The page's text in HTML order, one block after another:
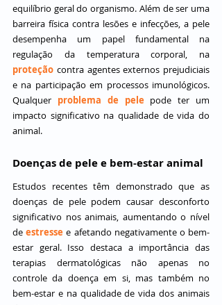
equilíbrio geral do organismo. Além de ser uma
barreira física contra lesões e infecções, a pele
desempenha um papel fundamental na
proteção contra agentes externos prejudiciais
e na participação em processos imunológicos.
Qualquer problema de pele pode ter um
impacto significativo na qualidade de vida do
animal.
Doenças de pele e bem-estar animal
Estudos recentes têm demonstrado que as
doenças de pele podem causar desconforto
significativo nos animais, aumentando o nível
de estresse e afetando negativamente o bem-
estar geral. Isso destaca a importância das
terapias dermatológicas não apenas no
controle da doença em si, mas também no
bem-estar e na qualidade de vida dos animais